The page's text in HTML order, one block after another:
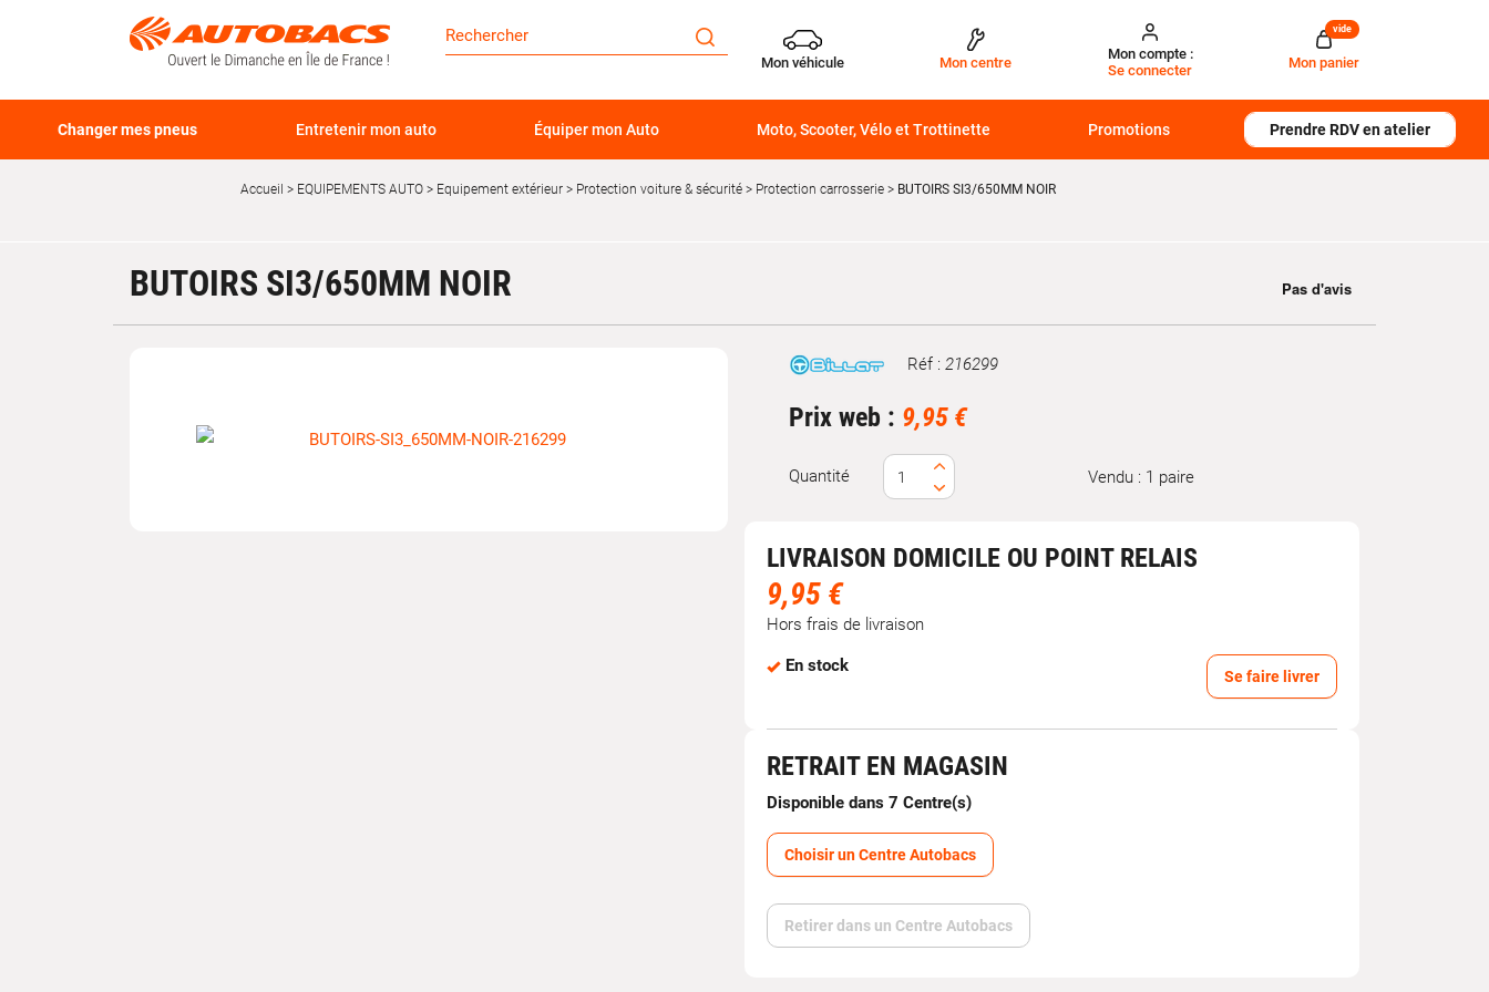
Mon véhicule Mon centre
Mon compte :
Se connecter
Mon panier
vide
Changer mes pneus Entretenir mon auto Équiper mon Auto Moto, Scooter, Vélo et Trottinette Promotions Prendre RDV en atelier
Accueil EQUIPEMENTS AUTO Equipement extérieur Protection voiture & sécurité Protection carrosserie BUTOIRS SI3/650MM NOIR
BUTOIRS SI3/650MM NOIR
Marque Réf : 216299
Prix web : 9,95 €
Quantité Vendu : 1 paire
LIVRAISON DOMICILE OU POINT RELAIS
9,95 €
Hors frais de livraison
En stock
Se faire livrer
RETRAIT EN MAGASIN
Disponible dans 7 Centre(s)
Choisir un Centre Autobacs
Retirer dans un Centre Autobacs